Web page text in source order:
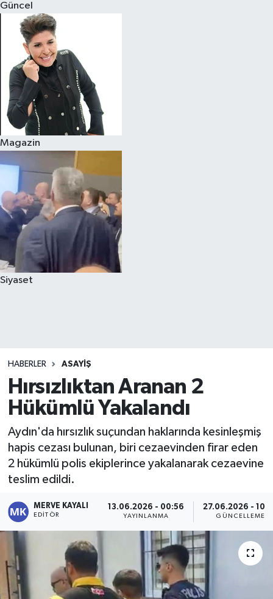
Güncel
Magazin
Siyaset
HABERLER ASAYIŞ
Hırsızlıktan Aranan 2
Hükümlü Yakalandı
Aydın'da hırsızlık suçundan haklarında kesinleşmiş
hapis cezası bulunan, biri cezaevinden firar eden
2 hükümlü polis ekiplerince yakalanarak cezaevine
teslim edildi.
MERVE KAYALI
EDITÖR
13.06.2026 - 00:56
YAYINLANMA
27.06.2026 -
GÜNCELLEME